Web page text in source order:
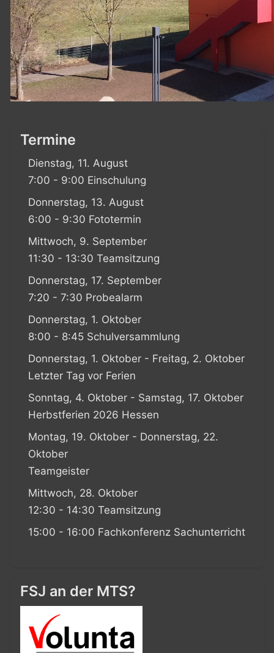
Termine
Dienstag, 11. August
7:00 - 9:00 Einschulung
Donnerstag, 13. August
6:00 - 9:30 Fototermin
Mittwoch, 9. September
11:30 - 13:30 Teamsitzung
Donnerstag, 17. September
7:20 - 7:30 Probealarm
Donnerstag, 1. Oktober
8:00 - 8:45 Schulversammlung
Donnerstag, 1. Oktober - Freitag, 2. Oktober
Letzter Tag vor Ferien
Sonntag, 4. Oktober - Samstag, 17. Oktober
Herbstferien 2026 Hessen
Montag, 19. Oktober - Donnerstag, 22.
Oktober
Teamgeister
Mittwoch, 28. Oktober
12:30 - 14:30 Teamsitzung
15:00 - 16:00 Fachkonferenz Sachunterricht
FSJ an der MTS?